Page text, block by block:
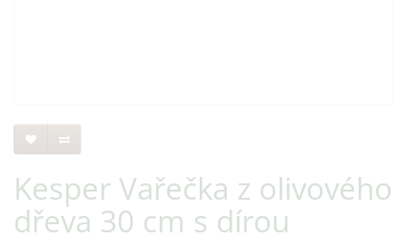
Kesper Vařečka z olivového
dřeva 30 cm s dírou